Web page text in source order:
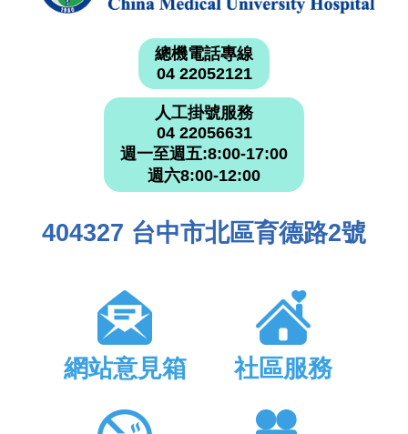
總機電話專線
04 22052121
人工掛號服務
04 22056631
週一至週五:8:00-17:00
週六8:00-12:00
404327 台中市北區育德路2號
網站意見箱 社區服務